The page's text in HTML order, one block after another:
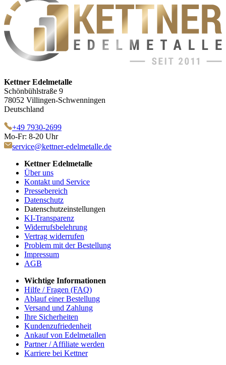
Kettner Edelmetalle
Schönbühlstraße 9
78052 Villingen-Schwenningen
Deutschland
+49 7930-2699
Mo-Fr: 8-20 Uhr
service@kettner-edelmetalle.de
Kettner Edelmetalle
Über uns
Kontakt und Service
Pressebereich
Datenschutz
Datenschutzeinstellungen
KI-Transparenz
Widerrufsbelehrung
Vertrag widerrufen
Problem mit der Bestellung
Impressum
AGB
Wichtige Informationen
Hilfe / Fragen (FAQ)
Ablauf einer Bestellung
Versand und Zahlung
Ihre Sicherheiten
Kundenzufriedenheit
Ankauf von Edelmetallen
Partner / Affiliate werden
Karriere bei Kettner